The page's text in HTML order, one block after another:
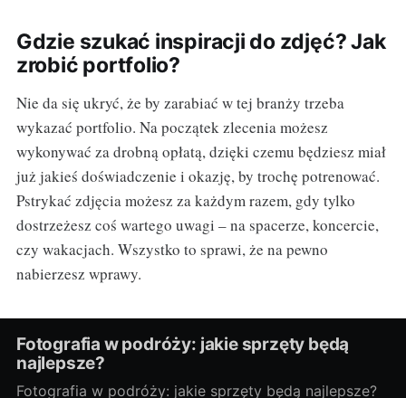
Gdzie szukać inspiracji do zdjęć? Jak
zrobić portfolio?
Nie da się ukryć, że by zarabiać w tej branży trzeba
wykazać portfolio. Na początek zlecenia możesz
wykonywać za drobną opłatą, dzięki czemu będziesz miał
już jakieś doświadczenie i okazję, by trochę potrenować.
Pstrykać zdjęcia możesz za każdym razem, gdy tylko
dostrzeżesz coś wartego uwagi – na spacerze, koncercie,
czy wakacjach. Wszystko to sprawi, że na pewno
nabierzesz wprawy.
Fotografia w podróży: jakie sprzęty będą
najlepsze?
Fotografia w podróży: jakie sprzęty będą najlepsze?